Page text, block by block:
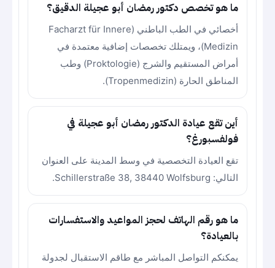
ما هو تخصص دكتور رمضان أبو عجيلة الدقيق؟
أخصائي في الطب الباطني (Facharzt für Innere
Medizin)، ويمتلك تخصصات إضافية معتمدة في
أمراض المستقيم والشرج (Proktologie) وطب
المناطق الحارة (Tropenmedizin).
أين تقع عيادة الدكتور رمضان أبو عجيلة في
فولفسبورغ؟
تقع العيادة التخصصية في وسط المدينة على العنوان
التالي: Schillerstraße 38, 38440 Wolfsburg.
ما هو رقم الهاتف لحجز المواعيد والاستفسارات
بالعيادة؟
يمكنكم التواصل المباشر مع طاقم الاستقبال لجدولة